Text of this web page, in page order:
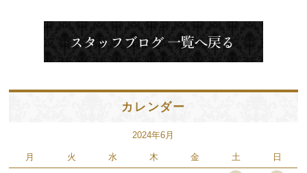
カレンダー
2024年6月
月 火 水 木 金 土 日